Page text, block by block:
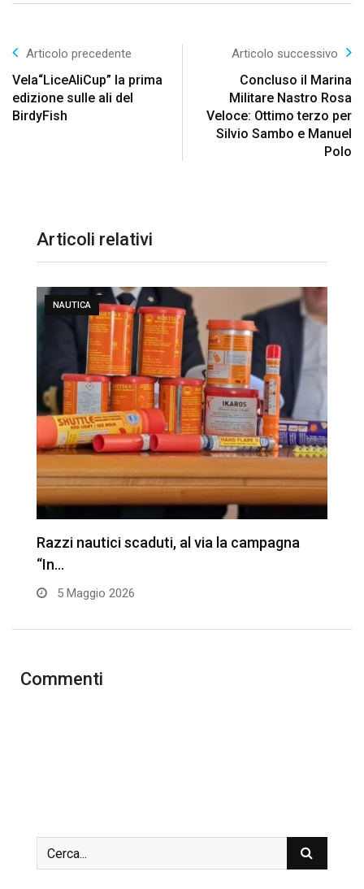
Articolo precedente
Vela“LiceAliCup” la prima
edizione sulle ali del
BirdyFish
Articolo successivo
Concluso il Marina
Militare Nastro Rosa
Veloce: Ottimo terzo per
Silvio Sambo e Manuel
Polo
Articoli relativi
NAUTICA
Razzi nautici scaduti, al via la campagna
“In…
5 Maggio 2026
Commenti